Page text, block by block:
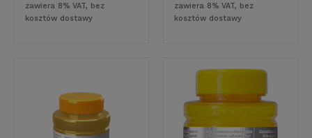
zawiera 8% VAT, bez
kosztów dostawy
zawiera 8% VAT, bez
kosztów dostawy